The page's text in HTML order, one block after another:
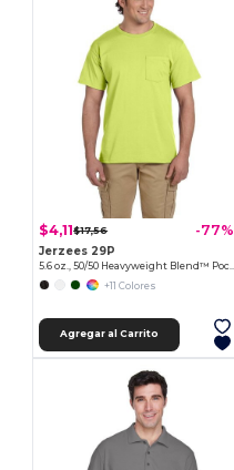
$4,11$17,56 -77%
Jerzees 29P
+11 Colores
Agregar al Carrito